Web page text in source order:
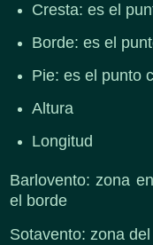
Cresta: es el
Borde: es el
Pie: es el punto
Altura
Longitud
Barlovento: zona
el borde
Sotavento: zona